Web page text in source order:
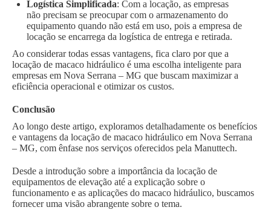
Logística Simplificada: Com a locação, as empresas
não precisam se preocupar com o armazenamento do
equipamento quando não está em uso, pois a empresa de
locação se encarrega da logística de entrega e retirada.
Ao considerar todas essas vantagens, fica claro por que a
locação de macaco hidráulico é uma escolha inteligente para
empresas em Nova Serrana – MG que buscam maximizar a
eficiência operacional e otimizar os custos.
Conclusão
Ao longo deste artigo, exploramos detalhadamente os benefícios
e vantagens da locação de macaco hidráulico em Nova Serrana
– MG, com ênfase nos serviços oferecidos pela Manuttech.
Desde a introdução sobre a importância da locação de
equipamentos de elevação até a explicação sobre o
funcionamento e as aplicações do macaco hidráulico, buscamos
fornecer uma visão abrangente sobre o tema.